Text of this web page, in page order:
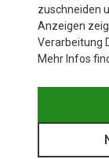
zuschneiden
Anzeigen
Verarbeitung
Mehr Infos